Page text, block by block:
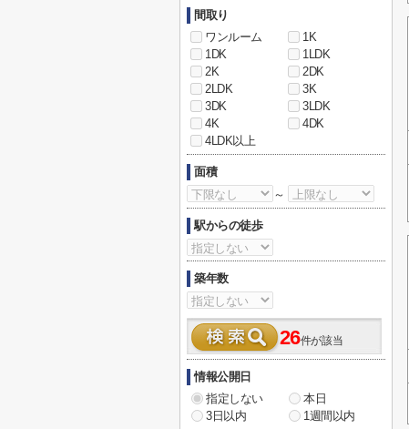
間取り
ワンルーム
1K
1DK
1LDK
2K
2DK
2LDK
3K
3DK
3LDK
4K
4DK
4LDK以上
面積
～
駅からの徒歩
築年数
26件が該当
情報公開日
指定しない
本日
3日以内
1週間以内